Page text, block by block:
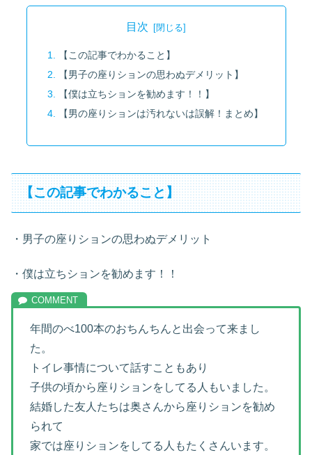
目次
【この記事でわかること】
【男子の座りションの思わぬデメリット】
【僕は立ちションを勧めます！！】
【男の座りションは汚れないは誤解！まとめ】
【この記事でわかること】
・男子の座りションの思わぬデメリット
・僕は立ちションを勧めます！！
年間のべ100本のおちんちんと出会って来まし
た。
トイレ事情について話すこともあり
子供の頃から座りションをしてる人もいました。
結婚した友人たちは奥さんから座りションを勧め
られて
家では座りションをしてる人もたくさんいます。